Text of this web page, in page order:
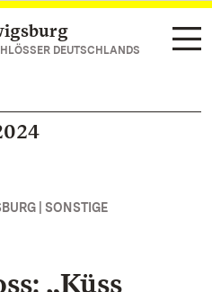
DEUTSCHLANDS
| SONSTIGE
„Küss